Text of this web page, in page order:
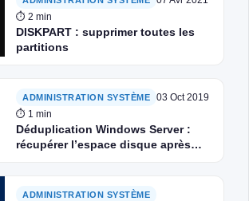
⏱ 2 min
DISKPART : supprimer toutes les
partitions
ADMINISTRATION SYSTÈME
03 Oct 2019
⏱ 1 min
Déduplication Windows Server :
récupérer l’espace disque après
ADMINISTRATION SYSTÈME